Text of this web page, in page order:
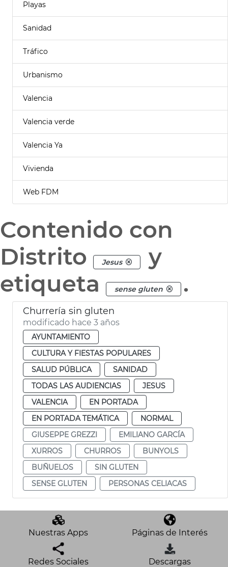
Playas
Sanidad
Tráfico
Urbanismo
Valencia
Valencia verde
Valencia Ya
Vivienda
Web FDM
Contenido con
Distrito
Jesus
y
etiqueta
sense gluten .
Churrería sin gluten
modificado hace 3 años
AYUNTAMIENTO
CULTURA Y FIESTAS POPULARES
SALUD PÚBLICA
SANIDAD
TODAS LAS AUDIENCIAS
JESUS
VALENCIA
EN PORTADA
EN PORTADA TEMÁTICA
NORMAL
GIUSEPPE GREZZI
EMILIANO GARCÍA
XURROS
CHURROS
BUNYOLS
BUÑUELOS
SIN GLUTEN
SENSE GLUTEN
PERSONAS CELIACAS
Nuestras Apps Páginas de Interés
Redes Sociales Descargas